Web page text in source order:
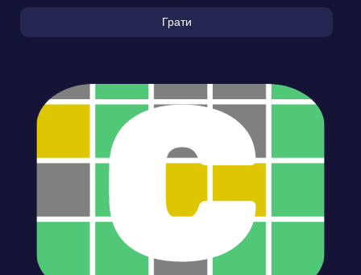
Грати